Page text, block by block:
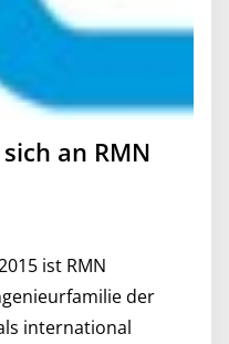
an RMN
ist RMN
der
international